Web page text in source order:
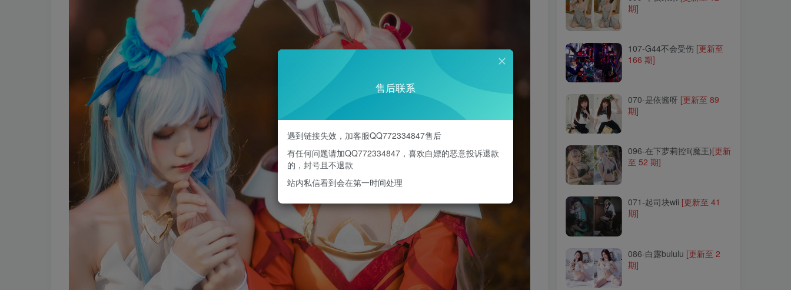
107-G44不会受伤
070-是依酱呀
096-在下萝莉控ii(魔王)
071-起司块wii
192-MisswarmJ
期]
107-G44不会受伤 [更新至
166 期]
070-是依酱呀 [更新至 89
期]
096-在下萝莉控ii(魔王)[更新
至 52 期]
071-起司块wii [更新至 41
期]
086-白露bululu [更新至 2
期]
售后联系
遇到链接失效，加客服QQ772334847售后
有任何问题请加QQ772334847，喜欢白嫖的恶意投诉退款
的，封号且不退款
站内私信看到会在第一时间处理